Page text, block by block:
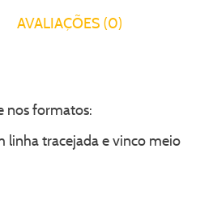
AVALIAÇÕES (0)
nos formatos:
linha tracejada e vinco meio